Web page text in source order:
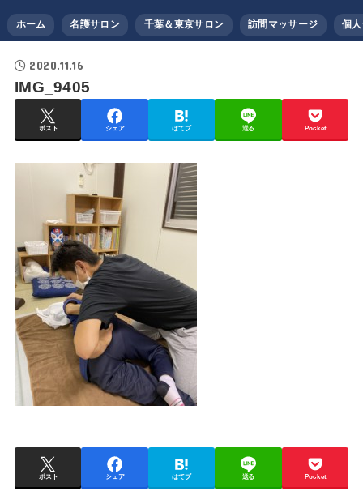
ホーム 名護サロン 千葉＆東京サロン 訪問マッサージ 個
2020.11.16
IMG_9405
ポスト シェア はてブ 送る Pocket
ポスト シェア はてブ 送る Pocket